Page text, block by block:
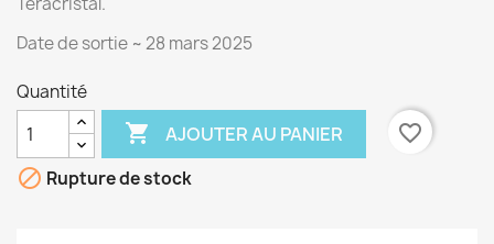
Date de sortie ~ 28 mars 2025
Quantité
 AJOUTER AU PANIER
favorite_border
 Rupture de stock